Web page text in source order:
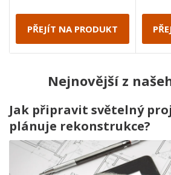
PŘEJÍT NA PRODUKT
Nejnovější z
Jak připravit světelný
plánuje rekonstrukce?